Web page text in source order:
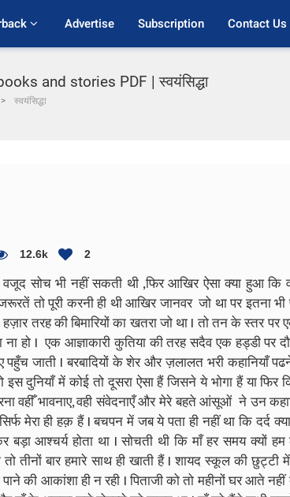
Advertise Subscription Contact Us
and stories PDF | स्वयंसिद्धा
स्वयंसिद्धा
12.6k 2
सोच भी नहीं सकती थी ,फिर आखिर ऐसा क्या हुआ कि
तो पूरी करनी ही थी आखिर जानवर जो था पर इतना
तरह की बिमारियों का खतरा जो था I तो तन के स्तर पर
ना हो I एक आज्ञाकारी कुतिया की तरह सदैव एक हड्डी पर
जाती I बरबादियों के शेर और ज़लालत भरी कहानियाँ
दुनियाँ में कोई तो दूसरा ऐसा हैं जिसने ये भोगा हैं या फिर
वहीँ भावनाए, वही संवेदनाएँ और मेरे बहते आंसूओं ने उन
मेरा ही हक़ हैं I बचपन में जब ये पता ही नहीं था कि दर्द
बड़ा आश्चर्य होता था I सोचती थी कि माँ हर समय क्यों हम
तीनों बार हमारे साथ ही खाती हैं I शायद स्कूल की
की आकांशा ही न रही I पिताजी को तो महीनों घर आते